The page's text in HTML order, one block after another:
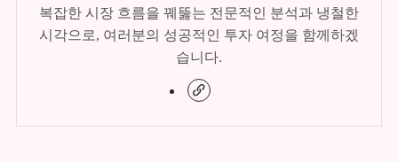
복잡한 시장 흐름을 꿰뚫는 전문적인 분석과 냉철한
시각으로, 여러분의 성공적인 투자 여정을 함께하겠
습니다.